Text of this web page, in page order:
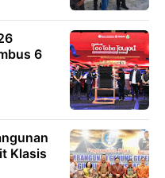
6
Klasis